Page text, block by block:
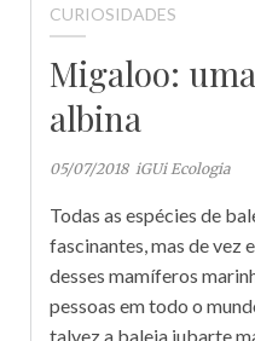
CURIOSIDADES
Migaloo:
albina
05/07/2018 iGUi Ecologia
Todas as espécies de
fascinantes, mas de vez
desses mamíferos
pessoas em todo o
talvez a baleia jubarte